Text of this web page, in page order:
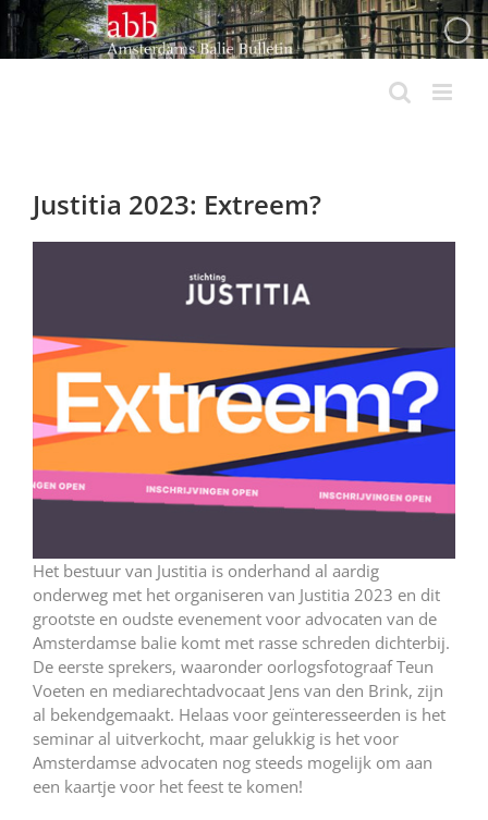
Ga
naar
inhoud
Justitia 2023: Extreem?
Het bestuur van Justitia is onderhand al aardig
onderweg met het organiseren van Justitia 2023 en dit
grootste en oudste evenement voor advocaten van de
Amsterdamse balie komt met rasse schreden dichterbij.
De eerste sprekers, waaronder oorlogsfotograaf Teun
Voeten en mediarechtadvocaat Jens van den Brink, zijn
al bekendgemaakt. Helaas voor geïnteresseerden is het
seminar al uitverkocht, maar gelukkig is het voor
Amsterdamse advocaten nog steeds mogelijk om aan
een kaartje voor het feest te komen!